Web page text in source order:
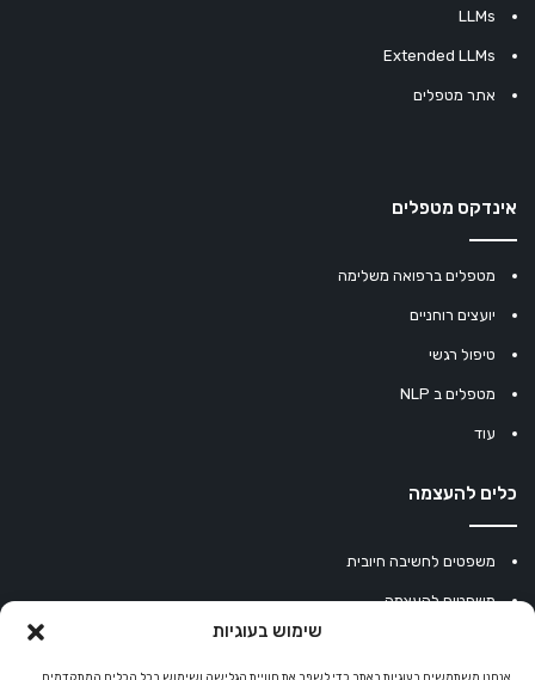
שימוש בעוגיות
LLMs
Extended LLMs
אתר מטפלים
אינדקס מטפלים
מטפלים ברפואה משלימה
יועצים רוחניים
טיפול רגשי
מטפלים ב NLP
עוד
כלים להעצמה
משפטים לחשיבה חיובית
משפטים להעצמה